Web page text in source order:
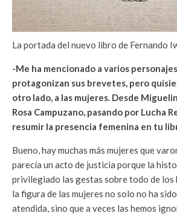
La portada del nuevo libro de Fernando
-Me ha mencionado a varios
protagonizan sus brevetes, pero
otro lado, a las mujeres. Desde
Rosa Campuzano, pasando por Lucha
resumir la presencia femenina en tu
Bueno, hay muchas más mujeres que
parecía un acto de justicia porque la
privilegiado las gestas sobre todo de los
la figura de las mujeres no solo no ha
atendida, sino que a veces las hemos